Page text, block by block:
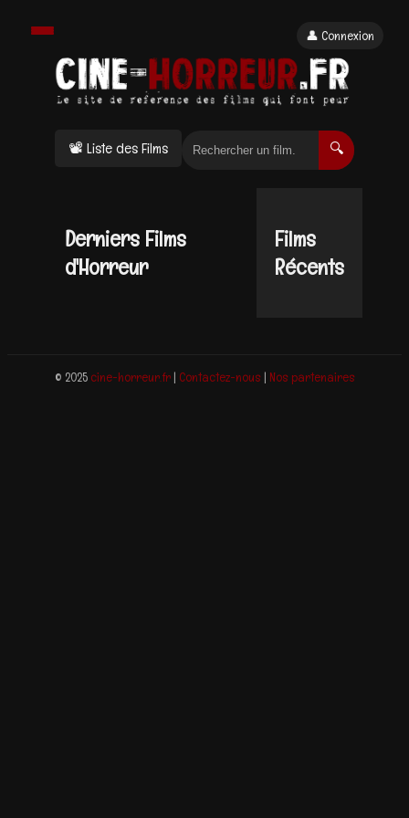
📽 Liste des Films 🔍
👤 Connexion
Derniers Films
d'Horreur
Films
Récents
© 2025 cine-horreur.fr| Contactez-nous| Nos partenaires